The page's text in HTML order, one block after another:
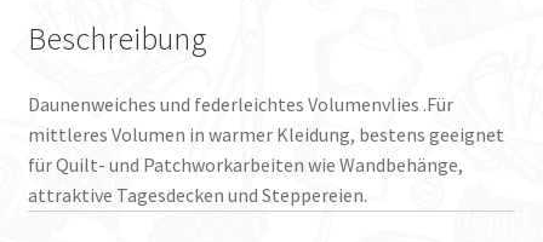
Beschreibung
Daunenweiches und federleichtes Volumenvlies .Für
mittleres Volumen in warmer Kleidung, bestens geeignet
für Quilt- und Patchworkarbeiten wie Wandbehänge,
attraktive Tagesdecken und Steppereien.